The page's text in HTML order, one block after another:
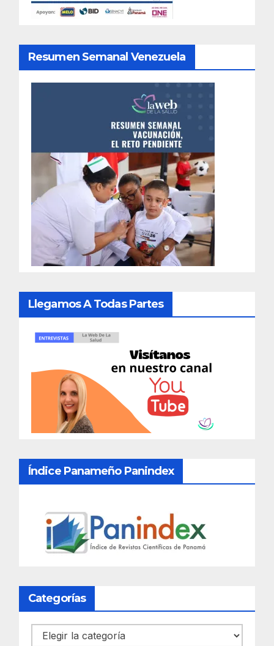
Resumen Semanal Venezuela
Llegamos A Todas Partes
Índice Panameño Panindex
Categorías
Categorías